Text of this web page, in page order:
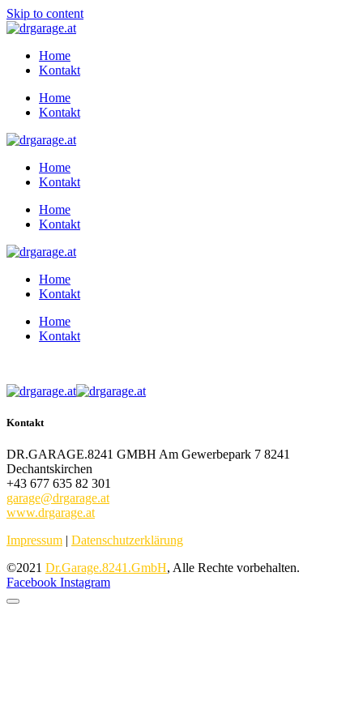
Skip to content
Home
Kontakt
Home
Kontakt
Home
Kontakt
Home
Kontakt
Home
Kontakt
Home
Kontakt
Kontakt
DR.GARAGE.8241 GMBH Am Gewerbepark 7 8241
Dechantskirchen
+43 677 635 82 301
garage@drgarage.at
www.drgarage.at
Impressum | Datenschutzerklärung
©2021 Dr.Garage.8241.GmbH, Alle Rechte vorbehalten.
Facebook Instagram